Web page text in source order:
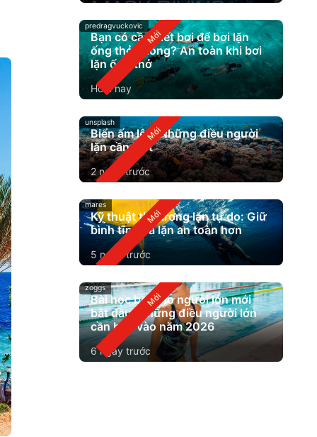
predragvuckovic
Bạn có cần biết bơi để bơi lặn
ống thở không? An toàn khi bơi
lặn ống thở
Hôm nay
unsplash
Biển ấm lên: Những điều người
lặn cần biết
2 ngày trước
mares
Kỹ thuật thở trong lặn tự do: Giữ
bình tĩnh và lặn an toàn hơn
5 ngày trước
zoggs
Bài học bơi cho người lớn mới
bắt đầu: Những điều người lớn
cần biết vào năm 2026
6 ngày trước